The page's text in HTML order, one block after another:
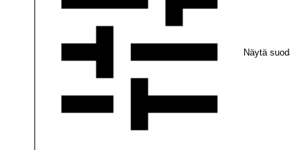
Näytä